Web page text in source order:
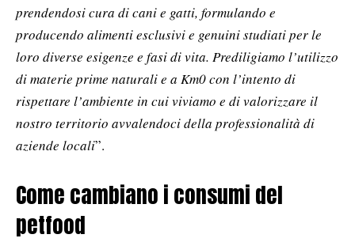
prendendosi cura di cani e gatti, formulando e
producendo alimenti esclusivi e genuini studiati per le
loro diverse esigenze e fasi di vita. Prediligiamo l’utilizzo
di materie prime naturali e a Km0 con l’intento di
rispettare l’ambiente in cui viviamo e di valorizzare il
nostro territorio avvalendoci della professionalità di
aziende locali”.
Come cambiano i consumi del
petfood